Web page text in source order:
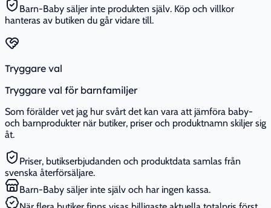
Barn-Baby säljer inte produkten själv. Köp och villkor
hanteras av butiken du går vidare till.
Tryggare val
Tryggare val för barnfamiljer
Som förälder vet jag hur svårt det kan vara att jämföra baby-
och barnprodukter när butiker, priser och produktnamn skiljer sig
åt.
Priser, butikserbjudanden och produktdata samlas från
svenska återförsäljare.
Barn-Baby säljer inte själv och har ingen kassa.